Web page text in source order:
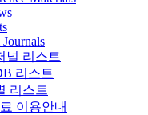
널 리스트
리스트
리스트
이용안내